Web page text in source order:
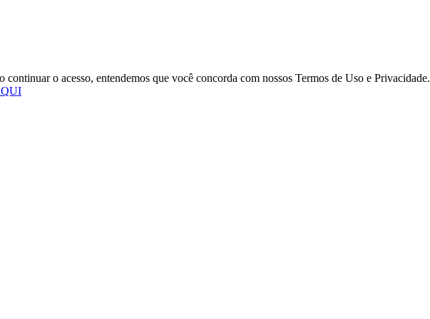
o acesso, entendemos que você concorda com nossos Termos de Uso e Privacidade.